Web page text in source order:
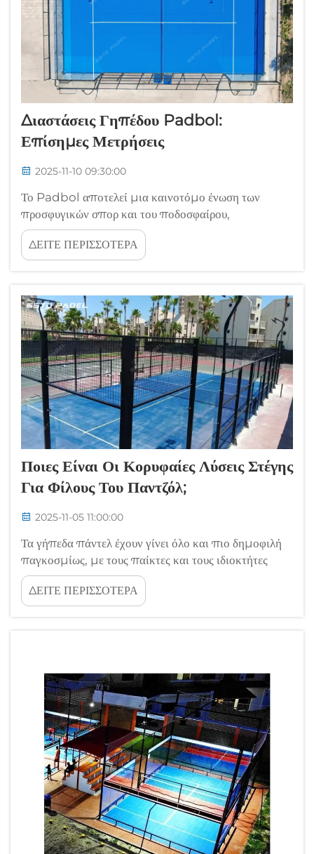
Διαστάσεις Γηπέδου Padbol:
Επίσημες Μετρήσεις
2025-11-10 09:30:00
Το Padbol αποτελεί μια καινοτόμο ένωση των
προσφυγικών σπορ και του ποδοσφαίρου,
δημιουργώντας ένα δυναμικό παιχνίδι που απαιτεί
ακριβείς προδιαγραφές για το γήπεδο προκειμένου να
εξασφαλιστεί η βέλτιστη απόδοση. Η κατανόηση των
απαραίτητη για τους διαχειριστές εγκαταστάσεων, τους
επαγγελματίες του αθλητισμού...
ΔΕΙΤΕ ΠΕΡΙΣΣΟΤΕΡΑ
Ποιες Είναι Οι Κορυφαίες Λύσεις Στέγης
Για Φίλους Του Παντζόλ;
2025-11-05 11:00:00
Τα γήπεδα πάντελ έχουν γίνει όλο και πιο δημοφιλή
παγκοσμίως, με τους παίκτες και τους ιδιοκτήτες
εγκαταστάσεων να αναγνωρίζουν τη σημασία της
κατάλληλης υποδομής γηπέδου. Ένα από τα πιο
κρίσιμα στοιχεία του σχεδιασμού γηπέδου πάντελ
ΔΕΙΤΕ ΠΕΡΙΣΣΟΤΕΡΑ